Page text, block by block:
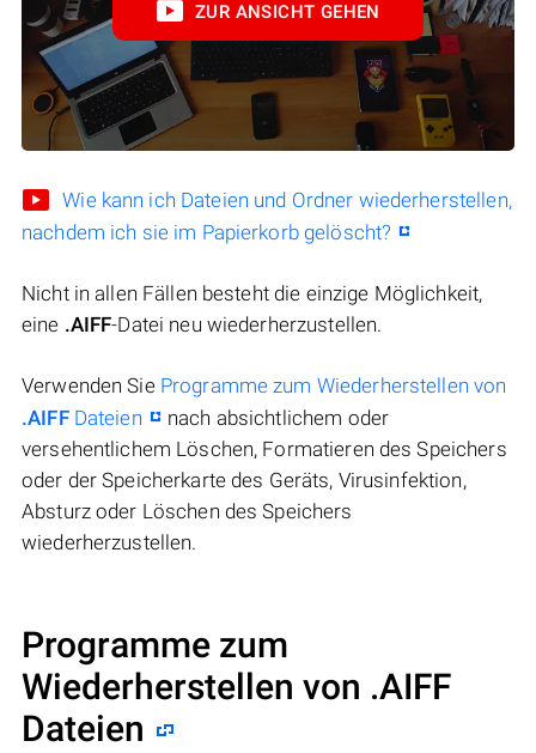
ZUR ANSICHT GEHEN
Wie kann ich Dateien und Ordner wiederherstellen,
nachdem ich sie im Papierkorb gelöscht?
Nicht in allen Fällen besteht die einzige Möglichkeit,
eine .AIFF-Datei neu wiederherzustellen.
Verwenden Sie Programme zum Wiederherstellen von
.AIFFDateien
nach absichtlichem oder
versehentlichem Löschen, Formatieren des Speichers
oder der Speicherkarte des Geräts, Virusinfektion,
Absturz oder Löschen des Speichers
wiederherzustellen.
Programme zum
Wiederherstellen von .AIFF
Dateien